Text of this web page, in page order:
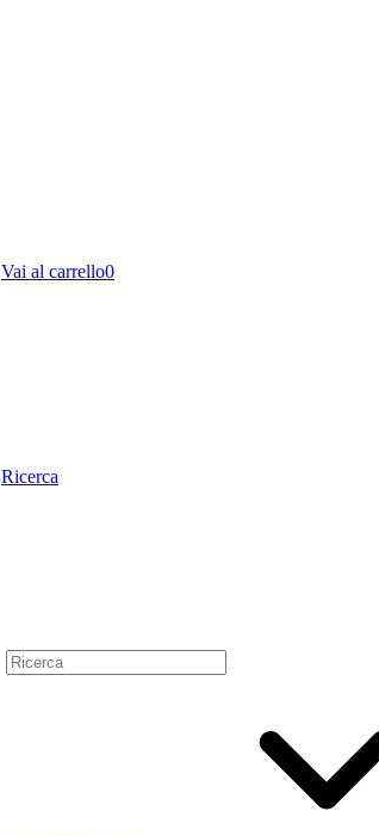
Vai al carrello0
Ricerca